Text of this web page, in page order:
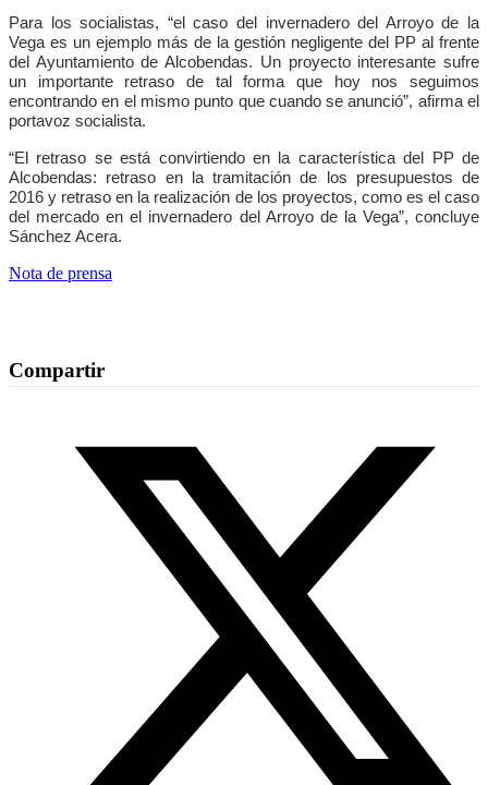
Para los socialistas, “el caso del invernadero del Arroyo de la
Vega es un ejemplo más de la gestión negligente del PP al frente
del Ayuntamiento de Alcobendas. Un proyecto interesante sufre
un importante retraso de tal forma que hoy nos seguimos
encontrando en el mismo punto que cuando se anunció”, afirma el
portavoz socialista.
“El retraso se está convirtiendo en la característica del PP de
Alcobendas: retraso en la tramitación de los presupuestos de
2016 y retraso en la realización de los proyectos, como es el caso
del mercado en el invernadero del Arroyo de la Vega”, concluye
Sánchez Acera.
Nota de prensa
Compartir